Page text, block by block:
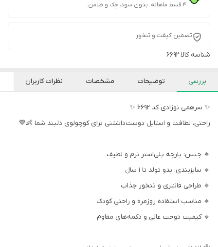
۴ قسط ماهانه. بدون سود، چک و ضامن.
تضمین کیفت و تنخور
شناسه کالا 6692
بررسی توضیحات مشخصات نظرات کاربران
✨ سرهمی نوزادی کد ۶۶۹۲ ✨
راحتی، لطافت و استایل دوست‌داشتنی برای کوچولوی دلبند شما 👶💙
🔹 جنس: پارچه پلی‌استر نرم و لطیف
🔹 سایزبندی: بدو تولد تا ۱ سال
🔹 طراحی فانتزی و تنخور جذاب
🔹 مناسب استفاده روزمره و راحتی کودک
🔹 کیفیت دوخت عالی و دکمه‌های مقاوم